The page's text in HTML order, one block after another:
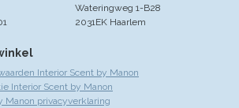
Interior Scent by Manon
Interior Scent by Manon
Manon privacyverklaring
Wateringweg 1-B28
2031EK Haarlem